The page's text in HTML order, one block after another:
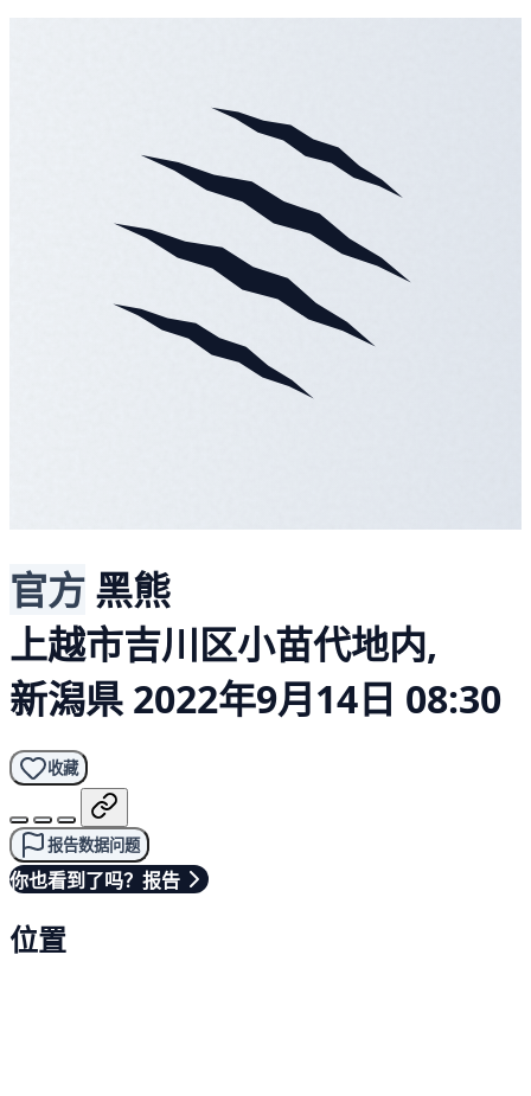
官方 黑熊
上越市吉川区小苗代地内,
新潟県 2022年9月14日 08:30
收藏
报告数据问题
你也看到了吗？报告
位置